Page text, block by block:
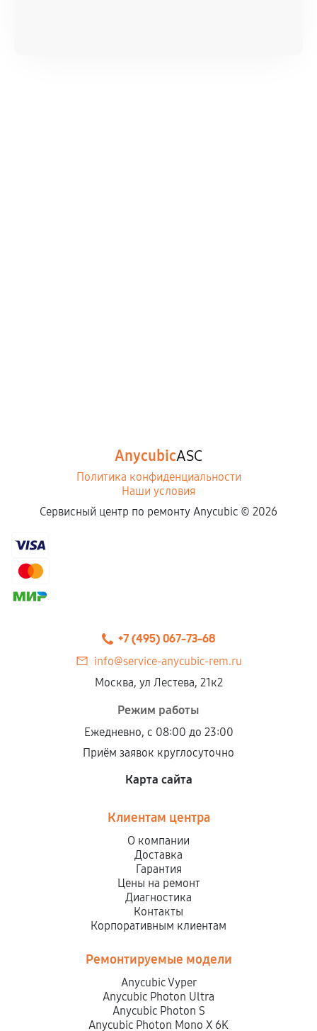
AnycubicASC
Политика конфиденциальности
Наши условия
Сервисный центр по ремонту Anycubic © 2026
+7 (495) 067-73-68
info@service-anycubic-rem.ru
Москва, ул Лестева, 21к2
Режим работы
Ежедневно, с 08:00 до 23:00
Приём заявок круглосуточно
Карта сайта
Клиентам центра
О компании
Доставка
Гарантия
Цены на ремонт
Диагностика
Контакты
Корпоративным клиентам
Ремонтируемые модели
Anycubic Vyper
Anycubic Photon Ultra
Anycubic Photon S
Anycubic Photon Mono X 6K